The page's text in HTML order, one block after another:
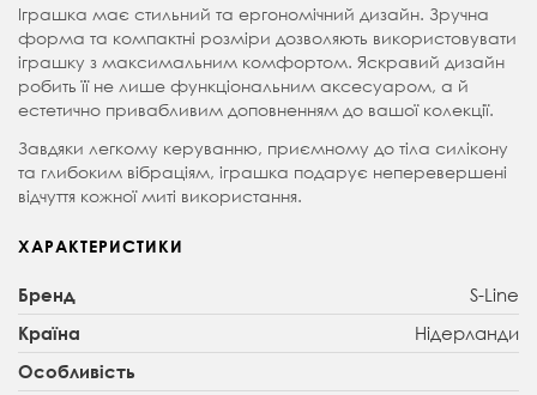
Іграшка має стильний та ергономічний дизайн. Зручна
форма та компактні розміри дозволяють використовувати
іграшку з максимальним комфортом. Яскравий дизайн
робить її не лише функціональним аксесуаром, а й
естетично привабливим доповненням до вашої колекції.
Завдяки легкому керуванню, приємному до тіла силікону
та глибоким вібраціям, іграшка подарує неперевершені
відчуття кожної миті використання.
ХАРАКТЕРИСТИКИ
Бренд S-Line
Країна Нідерланди
Особливість